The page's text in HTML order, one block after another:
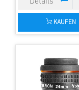
KAUFEN